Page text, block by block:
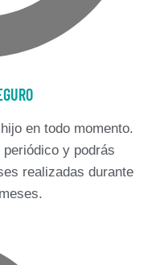
en todo momento.
y podrás
realizadas durante